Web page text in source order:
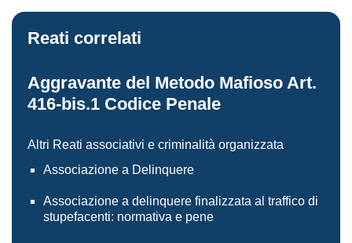
Reati correlati
Aggravante del Metodo Mafioso Art.
416-bis.1 Codice Penale
Altri Reati associativi e criminalità organizzata
Associazione a Delinquere
Associazione a delinquere finalizzata al traffico di
stupefacenti: normativa e pene